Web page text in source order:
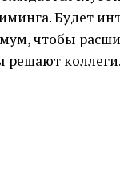
Будет
чтобы
решают коллеги.